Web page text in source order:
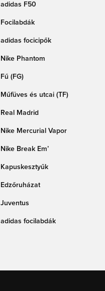
adidas F50
Focilabdák
adidas focicipők
Nike Phantom
Fű (FG)
Műfüves és utcai (TF)
Real Madrid
Nike Mercurial Vapor
Nike Break Em’
Kapuskesztyűk
Edzőruházat
Juventus
adidas focilabdák